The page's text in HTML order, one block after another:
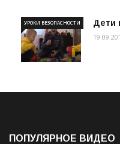
Дети
УРОКИ БЕЗОПАСНОСТИ
ПОПУЛЯРНОЕ ВИДЕО